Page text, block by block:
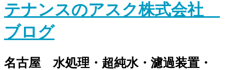
テナンスのアスク株式会社
ブログ
名古屋 水処理・超純水・濾過装置・